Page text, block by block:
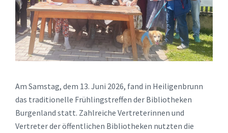
Am Samstag, dem 13. Juni 2026, fand in Heiligenbrunn
das traditionelle Frühlingstreffen der Bibliotheken
Burgenland statt. Zahlreiche Vertreterinnen und
Vertreter der öffentlichen Bibliotheken nutzten die